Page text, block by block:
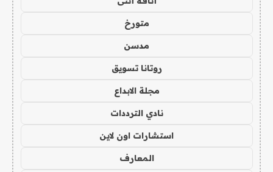
متورخ
مدسن
روتانا تسويق
مجلة الابداع
نادي الترددات
استشارات اون لاين
المعارف